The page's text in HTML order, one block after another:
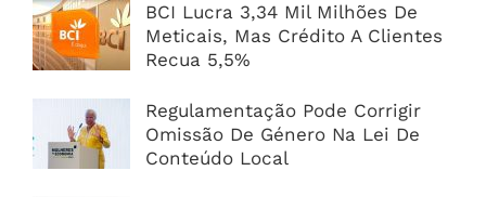
BCI Lucra 3,34 Mil Milhões De
Meticais, Mas Crédito A Clientes
Recua 5,5%
Regulamentação Pode Corrigir
Omissão De Género Na Lei De
Conteúdo Local